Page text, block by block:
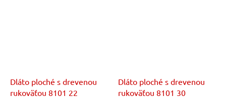
Dláto ploché s drevenou
rukoväťou 8101 22
Dláto ploché s drevenou
rukoväťou 8101 30